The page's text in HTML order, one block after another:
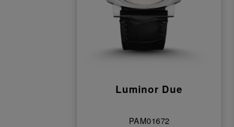
Luminor Due
PAM01672